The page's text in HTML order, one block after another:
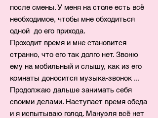
после смены. У меня на столе есть всё
необходимое, чтобы мне обходиться
одной до его прихода.
Проходит время и мне становится
странно, что его так долго нет. Звоню
ему на мобильный и слышу, как из его
комнаты доносится музыка-звонок ...
Продолжаю дальше занимать себя
своими делами. Наступает время обеда
и я испытываю голод. Мануэля всё нет